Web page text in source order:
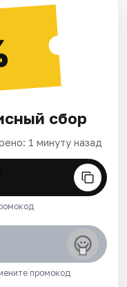
сбор
1 минуту назад
промокод